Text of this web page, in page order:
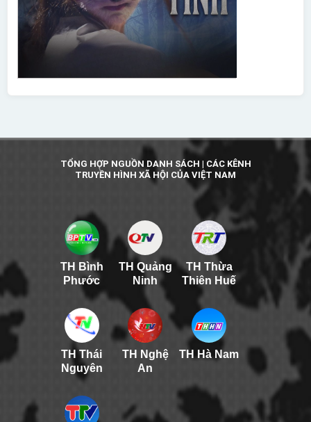
TỔNG HỢP NGUỒN DANH SÁCH | CÁC KÊNH
TRUYỀN HÌNH XÃ HỘI CỦA VIỆT NAM
TH Bình
Phước
TH Quảng
Ninh
TH Thừa
Thiên Huế
TH Thái
Nguyên
TH Nghệ
An
TH Hà Nam